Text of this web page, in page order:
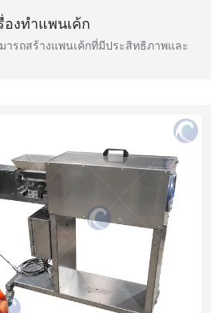
องทำแพนเค้ก
ารถสร้างแพนเค้กที่มีประสิทธิภาพและ